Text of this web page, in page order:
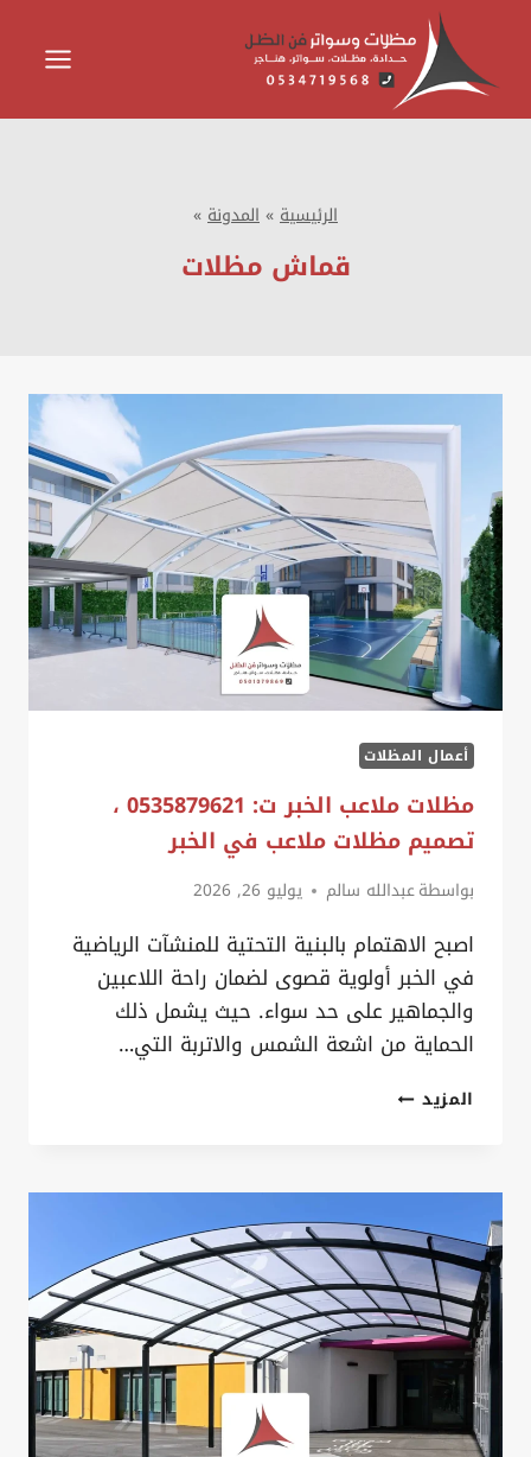
المحتوى
الرئيسية»المدونة»
قماش مظلات
أعمال المظلات
مظلات ملاعب الخبر ت: 0535879621 ،
تصميم مظلات ملاعب في الخبر
بواسطةعبدالله سالم يوليو 26, 2026
اصبح الاهتمام بالبنية التحتية للمنشآت الرياضية
في الخبر أولوية قصوى لضمان راحة اللاعبين
والجماهير على حد سواء. حيث يشمل ذلك
الحماية من اشعة الشمس والاتربة التي…
المزيدمظلات
ت:
0535879621
،
تصميم
مظلات
ملاعب
في
الخبر